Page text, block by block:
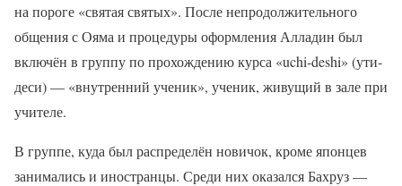
на пороге «святая святых». После непродолжительного
общения с Ояма и процедуры оформления Алладин был
включён в группу по прохождению курса «uchi-deshi» (ути-
деси) — «внутренний ученик», ученик, живущий в зале при
учителе.
В группе, куда был распределён новичок, кроме японцев
занимались и иностранцы. Среди них оказался Бахруз —